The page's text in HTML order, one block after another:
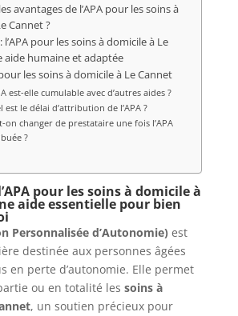
avantages de l’APA pour les soins à
Cannet ?
l’APA pour les soins à domicile à Le
aide humaine et adaptée
pour les soins à domicile à Le Cannet
est-elle cumulable avec d’autres aides ?
est le délai d’attribution de l’APA ?
on changer de prestataire une fois l’APA
?
pour les soins à domicile à
aide essentielle pour bien
Personnalisée d’Autonomie) est
destinée aux personnes âgées
en perte d’autonomie. Elle permet
ou en totalité les soins à
, un soutien précieux pour